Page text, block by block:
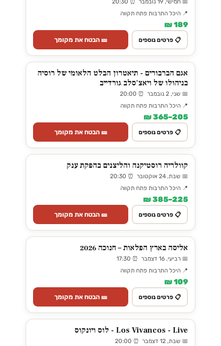
📅 חמישי, 19 נובמבר ⏰ 20:30
📍 היכל התרבות פתח תקווה
189 ₪
📋 פרטים נוספים 🎫 הבטח את מקומך
אגם הברבורים - תיאטרון הבלט הלאומי של רוסיה
בניהולו של ויאצ'סלב גורדייב
📅 שני, 2 נובמבר ⏰ 20:00
📍 היכל התרבות פתח תקווה
205–365 ₪
📋 פרטים נוספים 🎫 הבטח את מקומך
קוולריה רוסטיקנה והליצנים בהפקת ענק
📅 שבת, 24 אוקטובר ⏰ 20:30
📍 היכל התרבות פתח תקווה
225–385 ₪
📋 פרטים נוספים 🎫 הבטח את מקומך
אליסה בארץ הפלאות – חנוכה 2026
📅 רביעי, 16 דצמבר ⏰ 17:30
📍 היכל התרבות פתח תקווה
109 ₪
📋 פרטים נוספים 🎫 הבטח את מקומך
Los Vivancos - Live - לוס ויונקוס
📅 שבת, 12 דצמבר ⏰ 20:00